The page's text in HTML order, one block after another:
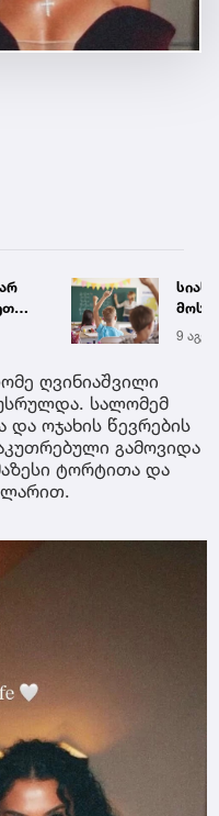
9 აგვ
ღვინიაშვილი
სალომემ
და ოჯახის წევრების
გამოვიდა
ტორტითა და